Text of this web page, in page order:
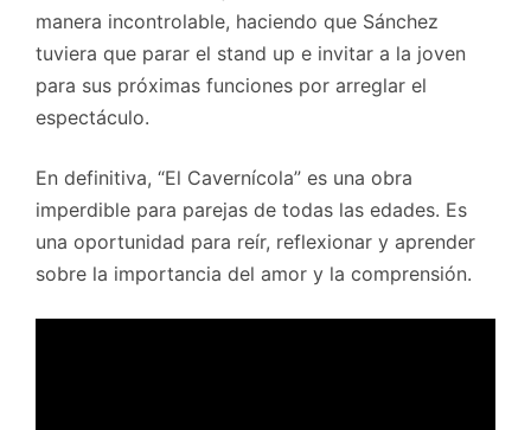
manera incontrolable, haciendo que Sánchez
tuviera que parar el stand up e invitar a la joven
para sus próximas funciones por arreglar el
espectáculo.
En definitiva, “El Cavernícola” es una obra
imperdible para parejas de todas las edades. Es
una oportunidad para reír, reflexionar y aprender
sobre la importancia del amor y la comprensión.